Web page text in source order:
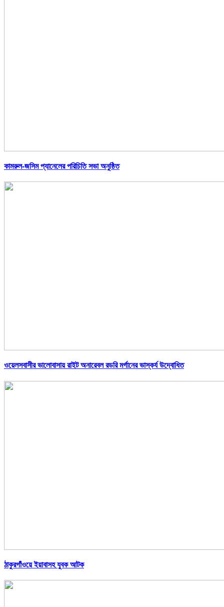
কামরুল-জসিম প্যানেলের পরিচিতি সভা অনুষ্ঠিত
ওয়েলসবাসীর ভালোবাসায় রাইট অনারেবল রডরি মর্গানের ভাস্কর্য উদ্বোধিত
ঠাকুরগাঁওয়ে ইয়াবাসহ যুবক আটক